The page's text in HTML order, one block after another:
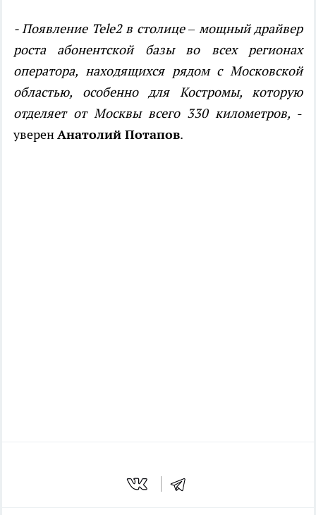
- Появление Tele2 в столице – мощный драйвер
роста абонентской базы во всех регионах
оператора, находящихся рядом с Московской
областью, особенно для Костромы, которую
отделяет от Москвы всего 330 километров, -
уверенАнатолий Потапов.